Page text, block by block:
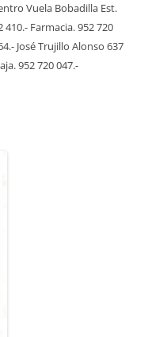
Vuela Bobadilla Est.
Farmacia. 952 720
José Trujillo Alonso 637
952 720 047.-